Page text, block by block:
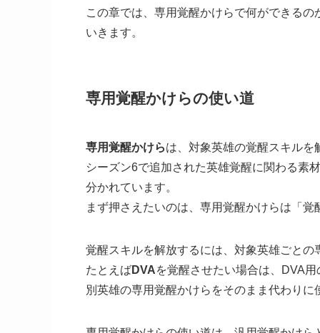
この章では、専用覚醒かけらで何ができる
いきます。
専用覚醒かけらの使い道
専用覚醒かけらは、対象英雄の覚醒スキル
シーズン6で追加された英雄覚醒に関わる素
分かれています。
まず押さえたいのは、専用覚醒かけらは「
覚醒スキルを解放するには、対象英雄ごと
たとえばDVAを覚醒させたい場合は、DVA
別英雄の専用覚醒かけらをそのまま代わり